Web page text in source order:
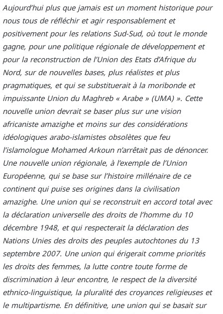
Aujourd’hui plus que jamais est un moment historique pour
nous tous de réfléchir et agir responsablement et
positivement pour les relations Sud-Sud, où tout le monde
gagne, pour une politique régionale de développement et
pour la reconstruction de l’Union des Etats d’Afrique du
Nord, sur de nouvelles bases, plus réalistes et plus
pragmatiques, et qui se substituerait à la moribonde et
impuissante Union du Maghreb « Arabe » (UMA) ». Cette
nouvelle union devrait se baser plus sur une vision
africaniste amazighe et moins sur des considérations
idéologiques arabo-islamistes obsolètes que feu
l’islamologue Mohamed Arkoun n’arrêtait pas de dénoncer.
Une nouvelle union régionale, à l’exemple de l’Union
Européenne, qui se base sur l’histoire millénaire de ce
continent qui puise ses origines dans la civilisation
amazighe. Une union qui se reconstruit en accord total avec
la déclaration universelle des droits de l’homme du 10
décembre 1948, et qui respecterait la déclaration des
Nations Unies des droits des peuples autochtones du 13
septembre 2007. Une union qui érigerait comme priorités
les droits des femmes, la lutte contre toute forme de
discrimination à leur encontre, le respect de la diversité
ethnico-linguistique, la pluralité des croyances religieuses et
le multipartisme. En définitive, une union qui se basait sur